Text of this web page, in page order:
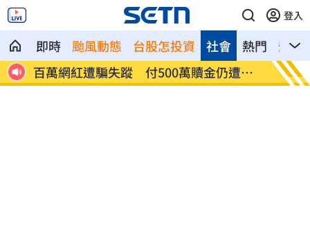
登入
即時 颱風動態 台股怎投資 熱門 影音
社會
百萬網紅遭騙失蹤 付500萬贖金仍遭撕
票
KISS
辣